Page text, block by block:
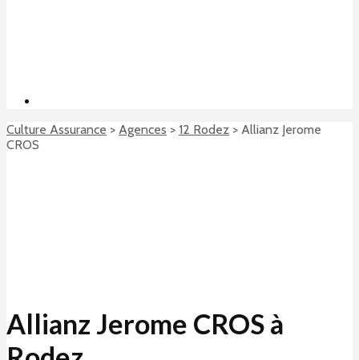
Culture Assurance > Agences > 12 Rodez > Allianz Jerome
CROS
Allianz Jerome CROS à